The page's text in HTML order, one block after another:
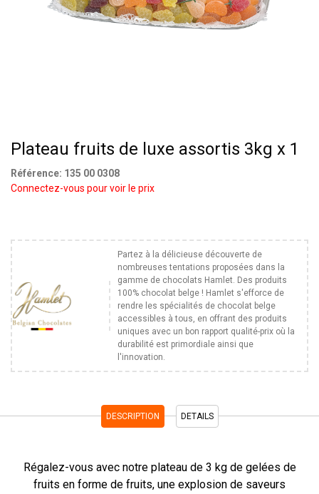
Plateau fruits de luxe assortis 3kg x 1
Référence: 135 00 0308
Connectez-vous pour voir le prix
Partez à la délicieuse découverte de
nombreuses tentations proposées dans la
gamme de chocolats Hamlet. Des produits
100% chocolat belge ! Hamlet s'efforce de
rendre les spécialités de chocolat belge
accessibles à tous, en offrant des produits
uniques avec un bon rapport qualité-prix où la
durabilité est primordiale ainsi que
l'innovation.
DESCRIPTION DETAILS
Régalez-vous avec notre plateau de 3 kg de gelées de
fruits en forme de fruits, une explosion de saveurs